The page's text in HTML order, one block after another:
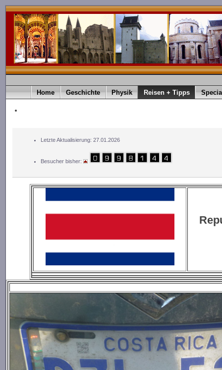
Home Geschichte Physik Reisen + Tipps
Letzte Aktualisierung: 27.01.2026
Besucher bisher: